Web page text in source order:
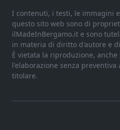
I contenuti, i testi, le immagini
questo sito web sono di
ilMadeInBergamo.it e sono
in materia di diritto d'autore e
È vietata la riproduzione,
l'elaborazione senza
titolare.